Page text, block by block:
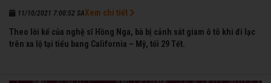
11/10/2021 7:00:52 SA
Theo lời kể của nghệ sĩ Hồng Nga, bà bị cảnh sát giam ô tô khi đi lạc
trên xa lộ tại tiểu bang California – Mỹ, tối 29 Tết.
Xem chi tiết